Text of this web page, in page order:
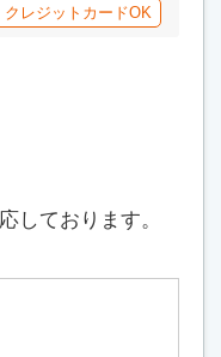
クレジットカードOK
しております。